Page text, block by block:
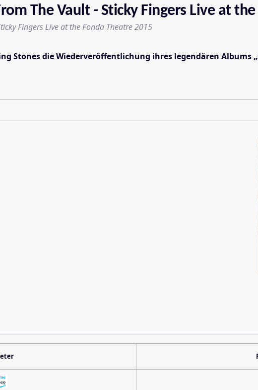
The Vault - Sticky Fingers Live at
Fingers Live at the Fonda Theatre 2015
Stones die Wiederveröffentlichung ihres legendären